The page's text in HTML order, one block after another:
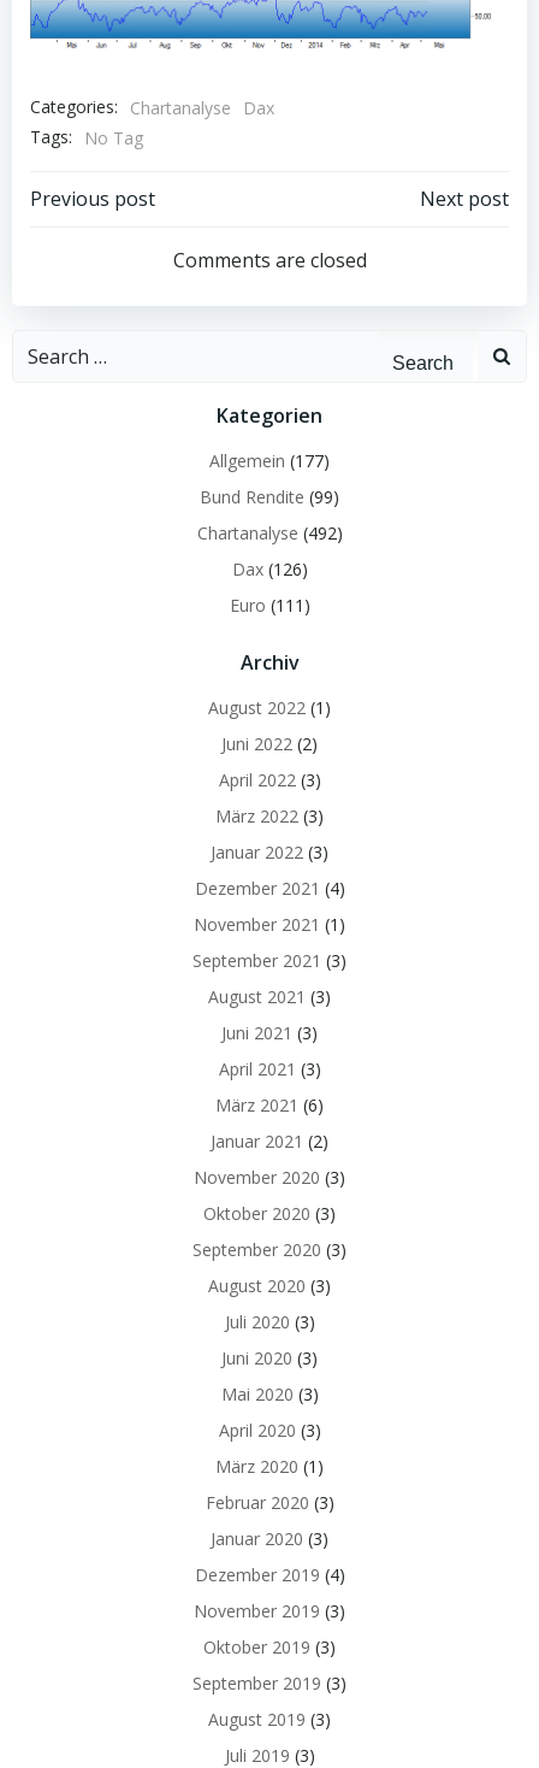
Categories: Chartanalyse
Dax
Tags:
No Tag
Post
navigation
Previous post
navigation
Next post
Comments are closed
Search
Kategorien
Allgemein (177)
Bund Rendite (99)
Chartanalyse (492)
Dax(126)
Euro (111)
Archiv
August 2022 (1)
Juni 2022 (2)
April 2022 (3)
März 2022 (3)
Januar 2022 (3)
Dezember 2021 (4)
November 2021 (1)
September 2021 (3)
August 2021 (3)
Juni 2021 (3)
April 2021 (3)
März 2021 (6)
Januar 2021 (2)
November 2020 (3)
Oktober 2020 (3)
September 2020 (3)
August 2020 (3)
Juli 2020 (3)
Juni 2020 (3)
Mai 2020 (3)
April 2020 (3)
März 2020 (1)
Februar 2020 (3)
Januar 2020 (3)
Dezember 2019 (4)
November 2019 (3)
Oktober 2019 (3)
September 2019 (3)
August 2019 (3)
Juli 2019 (3)